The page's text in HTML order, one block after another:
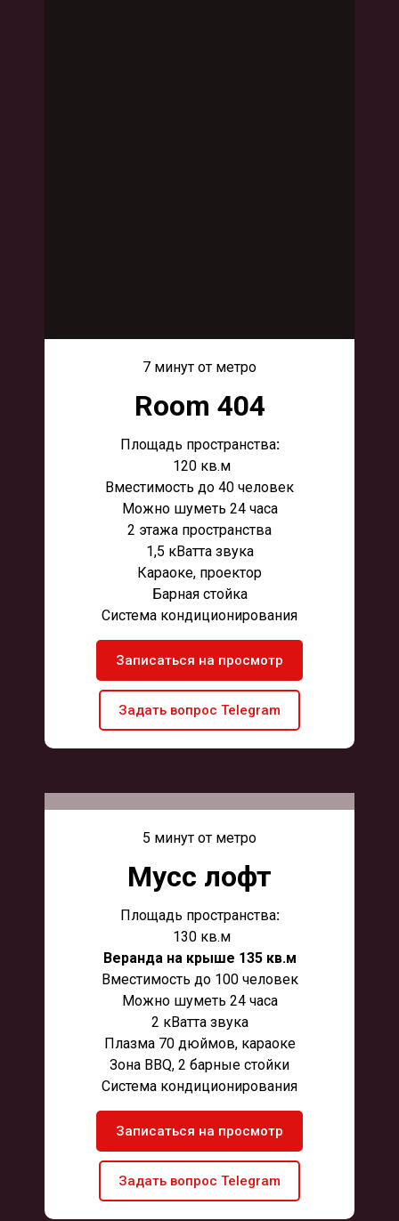
7 минут от метро
Room 404
Площадь пространства:
120 кв.м
Вместимость до 40 человек
Можно шуметь 24 часа
2 этажа пространства
1,5 кВатта звука
Караоке, проектор
Барная стойка
Система кондиционирования
Записаться на просмотр
Задать вопрос Telegram
5 минут от метро
Мусс лофт
Площадь пространства:
130 кв.м
Веранда на крыше 135 кв.м
Вместимость до 100 человек
Можно шуметь 24 часа
2 кВатта звука
Плазма 70 дюймов, караоке
Зона BBQ, 2 барные стойки
Система кондиционирования
Записаться на просмотр
Задать вопрос Telegram